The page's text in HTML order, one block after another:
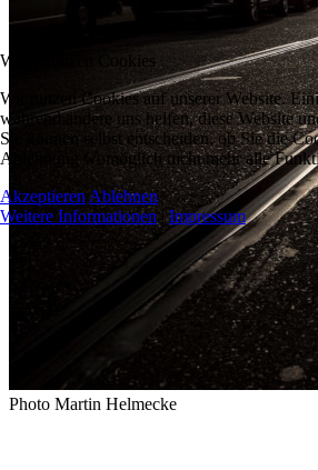
Photo Martin Helmecke
Wir benutzen Cookies
Wir nutzen Cookies auf unserer Website.
während andere uns helfen, diese Website
Sie können selbst entscheiden, ob Sie die
Ablehnung womöglich nicht mehr alle
Akzeptieren Ablehnen
Weitere Informationen|Impressum